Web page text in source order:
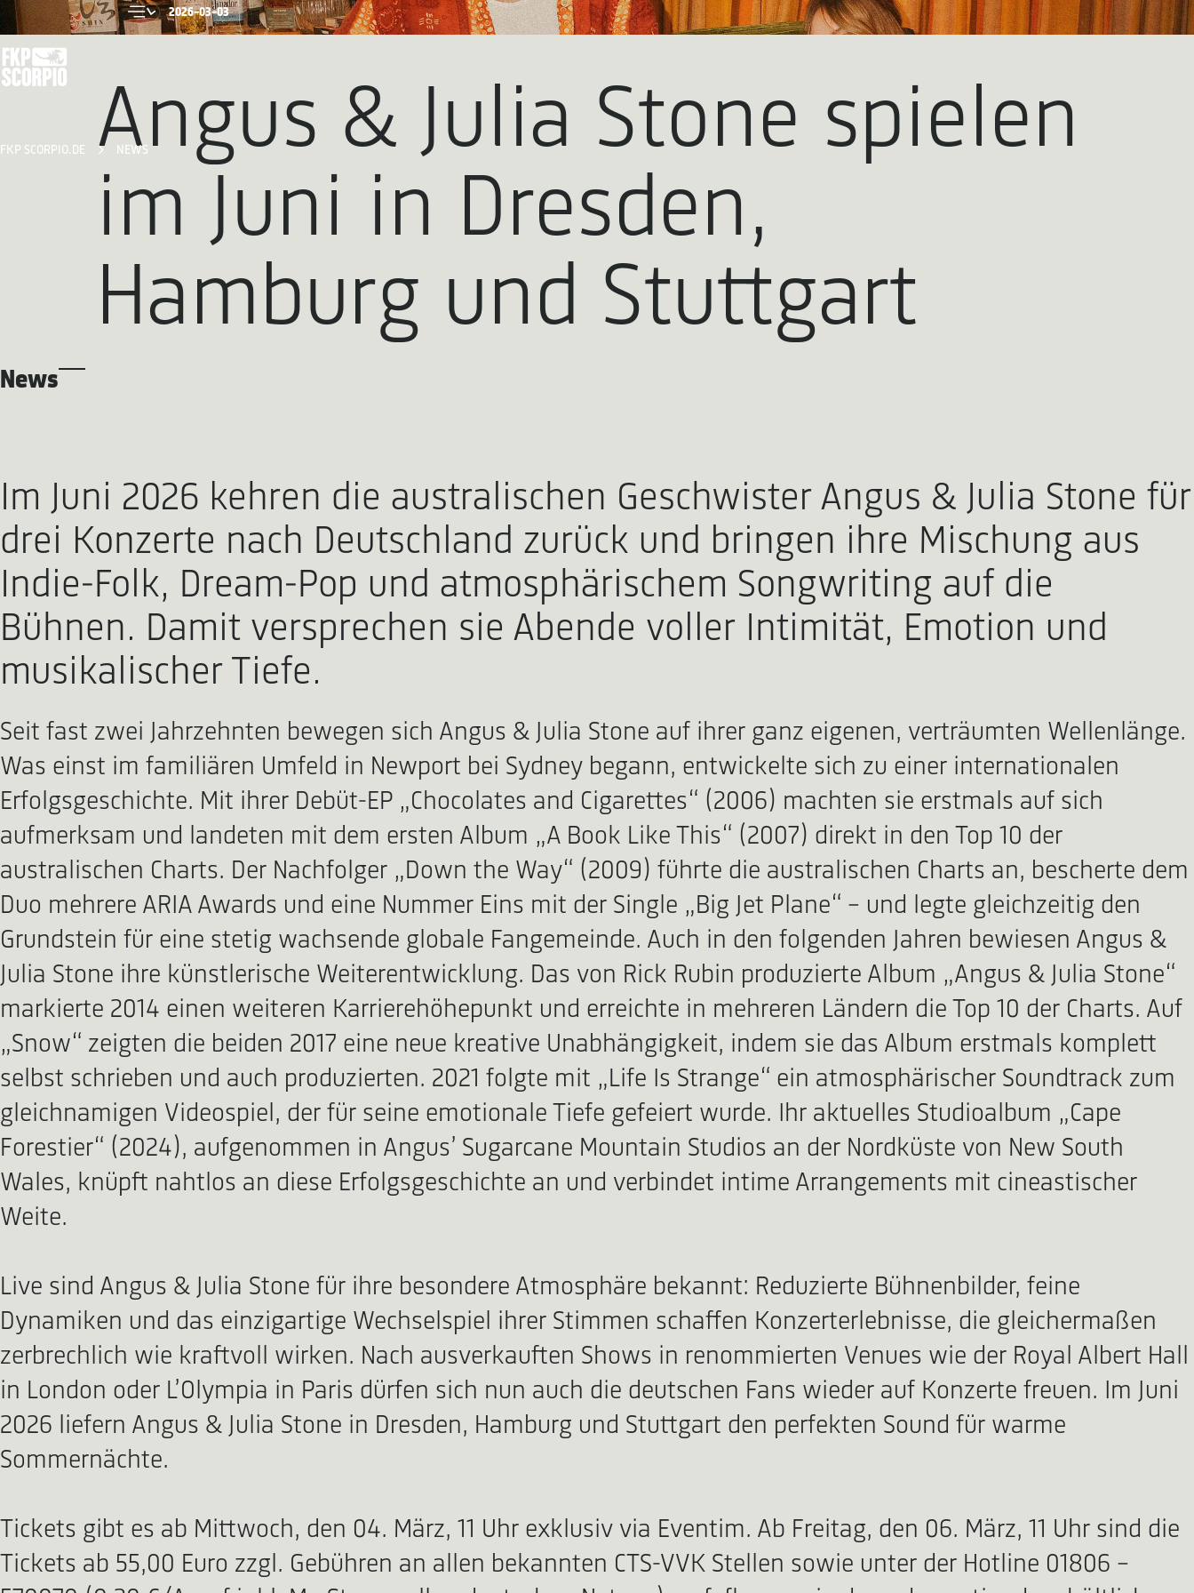
FKP SCORPIO.DE NEWS
2026-03-03
Angus & Julia Stone spielen
im Juni in Dresden,
Hamburg und Stuttgart
News
Im Juni 2026 kehren die australischen Geschwister Angus & Julia Stone für
drei Konzerte nach Deutschland zurück und bringen ihre Mischung aus
Indie-Folk, Dream-Pop und atmosphärischem Songwriting auf die
Bühnen. Damit versprechen sie Abende voller Intimität, Emotion und
musikalischer Tiefe.
Seit fast zwei Jahrzehnten bewegen sich Angus & Julia Stone auf ihrer ganz eigenen, verträumten Wellenlänge.
Was einst im familiären Umfeld in Newport bei Sydney begann, entwickelte sich zu einer internationalen
Erfolgsgeschichte. Mit ihrer Debüt-EP „Chocolates and Cigarettes“ (2006) machten sie erstmals auf sich
aufmerksam und landeten mit dem ersten Album „A Book Like This“ (2007) direkt in den Top 10 der
australischen Charts. Der Nachfolger „Down the Way“ (2009) führte die australischen Charts an, bescherte dem
Duo mehrere ARIA Awards und eine Nummer Eins mit der Single „Big Jet Plane“ – und legte gleichzeitig den
Grundstein für eine stetig wachsende globale Fangemeinde. Auch in den folgenden Jahren bewiesen Angus &
Julia Stone ihre künstlerische Weiterentwicklung. Das von Rick Rubin produzierte Album „Angus & Julia Stone“
markierte 2014 einen weiteren Karrierehöhepunkt und erreichte in mehreren Ländern die Top 10 der Charts. Auf
„Snow“ zeigten die beiden 2017 eine neue kreative Unabhängigkeit, indem sie das Album erstmals komplett
selbst schrieben und auch produzierten. 2021 folgte mit „Life Is Strange“ ein atmosphärischer Soundtrack zum
gleichnamigen Videospiel, der für seine emotionale Tiefe gefeiert wurde. Ihr aktuelles Studioalbum „Cape
Forestier“ (2024), aufgenommen in Angus’ Sugarcane Mountain Studios an der Nordküste von New South
Wales, knüpft nahtlos an diese Erfolgsgeschichte an und verbindet intime Arrangements mit cineastischer
Weite.
Live sind Angus & Julia Stone für ihre besondere Atmosphäre bekannt: Reduzierte Bühnenbilder, feine
Dynamiken und das einzigartige Wechselspiel ihrer Stimmen schaffen Konzerterlebnisse, die gleichermaßen
zerbrechlich wie kraftvoll wirken. Nach ausverkauften Shows in renommierten Venues wie der Royal Albert Hall
in London oder L’Olympia in Paris dürfen sich nun auch die deutschen Fans wieder auf Konzerte freuen. Im Juni
2026 liefern Angus & Julia Stone in Dresden, Hamburg und Stuttgart den perfekten Sound für warme
Sommernächte.
Tickets gibt es ab Mittwoch, den 04. März, 11 Uhr exklusiv via Eventim. Ab Freitag, den 06. März, 11 Uhr sind die
Tickets ab 55,00 Euro zzgl. Gebühren an allen bekannten CTS-VVK Stellen sowie unter der Hotline 01806 -